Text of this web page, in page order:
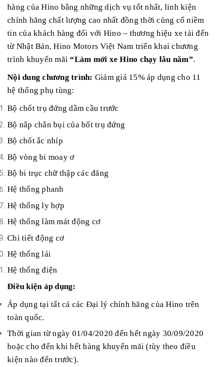
hàng của Hino bằng những dịch vụ tốt nhất, linh kiện
chính hãng chất lượng cao nhất đồng thời củng cố niềm
tin của khách hàng đối với Hino – thương hiệu xe tải đến
từ Nhật Bản, Hino Motors Việt Nam triển khai chương
trình khuyến mãi“Làm mới xe Hino chạy lâu năm”.
Nội dung chương trình: Giảm giá 15% áp dụng cho 11
hệ thống phụ tùng:
Bộ chốt trụ đứng dầm cầu trước
Bộ nắp chắn bụi của bốt trụ đứng
Bộ chốt ắc nhíp
Bộ vòng bi moay ơ
Bộ bi trục chữ thập các đăng
Hệ thống phanh
Hệ thống ly hợp
Hệ thống làm mát động cơ
Chi tiết động cơ
Hệ thống lái
Hệ thống điện
Điều kiện áp dụng:
Áp dụng tại tất cả các Đại lý chính hãng của Hino trên
toàn quốc.
Thời gian từ ngày 01/04/2020 đến hết ngày 30/09/2020
hoặc cho đến khi hết hàng khuyến mãi (tùy theo điều
kiện nào đến trước).